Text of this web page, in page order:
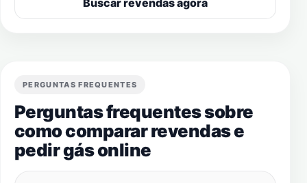
Buscar revendas agora
PERGUNTAS FREQUENTES
Perguntas frequentes sobre
como comparar revendas e
pedir gás online